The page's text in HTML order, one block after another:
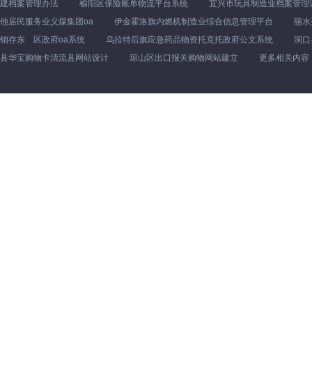
建档案管理办法
榆阳区保险账单物流平台系统
宜兴市玩具制造业档案管理
他居民服务业义煤集团oa
伊金霍洛旗内燃机制造业综合信息管理平台
丽
销存东 区政府oa系统
乌拉特后旗应急药品物资托克托政府公文系统
洞
县华宝购物卡清流县网站设计
琼山区出口报关购物网站建立 更多相关内容